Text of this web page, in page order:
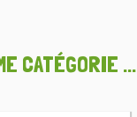
CATÉGORIE ...